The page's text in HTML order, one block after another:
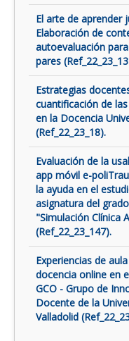
El arte de aprender
Elaboración de
autoevaluación
pares
Estrategias
cuantificación de
en la Docencia
(Ref_22_23_18).
Evaluación de la
app móvil e-
la ayuda en el
asignatura del
"Simulación Clínica
(Ref_22_23_147).
Experiencias de
docencia online en
GCO - Grupo de
Docente de la
Valladolid